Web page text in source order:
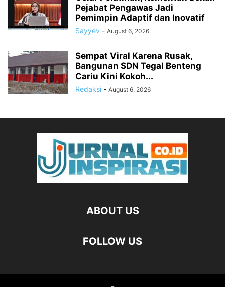
Pejabat Pengawas Jadi
Pemimpin Adaptif dan Inovatif
Sayyev - August 6, 2026
Sempat Viral Karena Rusak,
Bangunan SDN Tegal Benteng
Cariu Kini Kokoh...
Redaksi - August 6, 2026
ABOUT US
FOLLOW US